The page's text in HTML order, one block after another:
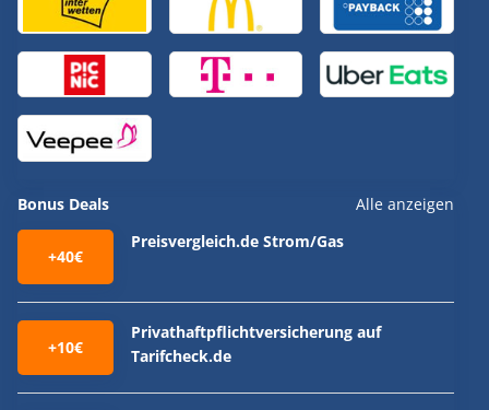
Bonus Deals Alle anzeigen
+40€
Preisvergleich.de Strom/Gas
+10€
Privathaftpflichtversicherung auf
Tarifcheck.de